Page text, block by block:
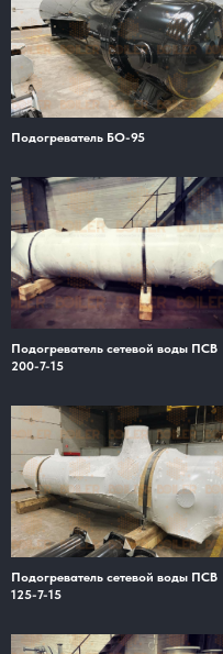
Подогреватель БО-95
Подогреватель сетевой воды ПСВ
200-7-15
Подогреватель сетевой воды ПСВ
125-7-15